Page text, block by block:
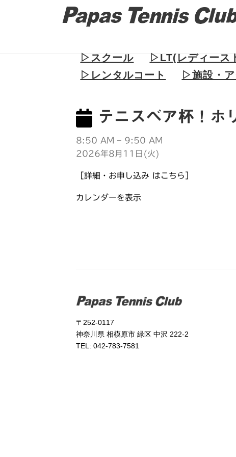
▷スクール ▷LT(レディース
▷レンタルコート
▷施設・ア
テニスベア杯！ホ
8:50 AM – 9:50 AM
2026年8月11日(火)
［詳細・お申し込み はこちら］
カレンダーを表示
〒252-0117
神奈川県 相模原市 緑区 中沢 222-2
TEL: 042-783-7581